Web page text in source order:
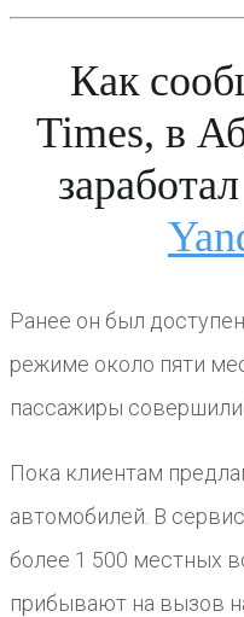
Как
Times, в
Ранее он был
режиме около пяти
пассажиры совершили
Пока клиентам
автомобилей. В
более 1 500 местных
прибывают на вызов